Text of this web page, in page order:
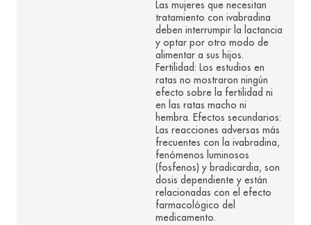
Las mujeres que necesitan
tratamiento con ivabradina
deben interrumpir la lactancia
y optar por otro modo de
alimentar a sus hijos.
Fertilidad: Los estudios en
ratas no mostraron ningún
efecto sobre la fertilidad ni
en las ratas macho ni
hembra. Efectos secundarios:
Las reacciones adversas más
frecuentes con la ivabradina,
fenómenos luminosos
(fosfenos) y bradicardia, son
dosis dependiente y están
relacionadas con el efecto
farmacológico del
medicamento.